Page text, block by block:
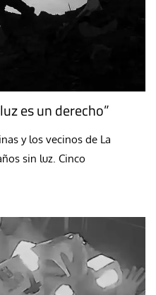
es un derecho”
y los vecinos de La
sin luz. Cinco